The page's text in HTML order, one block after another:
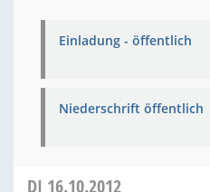
Einladung - öffentlich
Niederschrift öffentlich
DI 16.10.2012